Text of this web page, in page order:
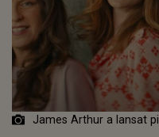
James Arthur a lansat